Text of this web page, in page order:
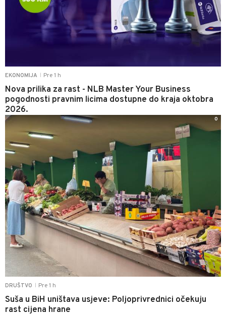
EKONOMIJA Pre 1 h
Nova prilika za rast - NLB Master Your Business
pogodnosti pravnim licima dostupne do kraja oktobra
2026.
DRUŠTVO Pre 1 h
Suša u BiH uništava usjeve: Poljoprivrednici očekuju
rast cijena hrane
0